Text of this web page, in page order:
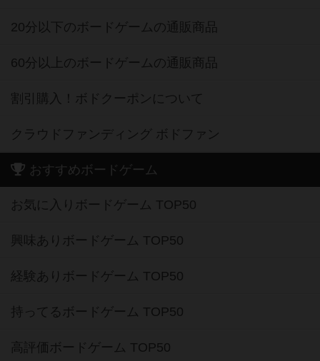
20分以下のボードゲームの通販商品
60分以上のボードゲームの通販商品
割引購入！ボドクーポンについて
クラウドファンディング ボドファン
おすすめボードゲーム
お気に入りボードゲーム TOP50
興味ありボードゲーム TOP50
経験ありボードゲーム TOP50
持ってるボードゲーム TOP50
高評価ボードゲーム TOP50